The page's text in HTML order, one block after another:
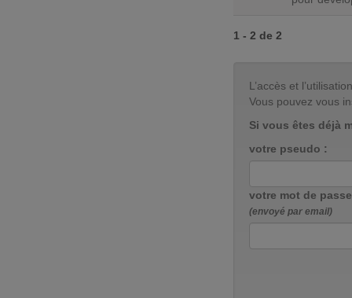
1 - 2 de 2
L’accès et
Vous pouvez vous
Si vous êtes déjà
votre pseudo :
votre mot de
(envoyé par email)